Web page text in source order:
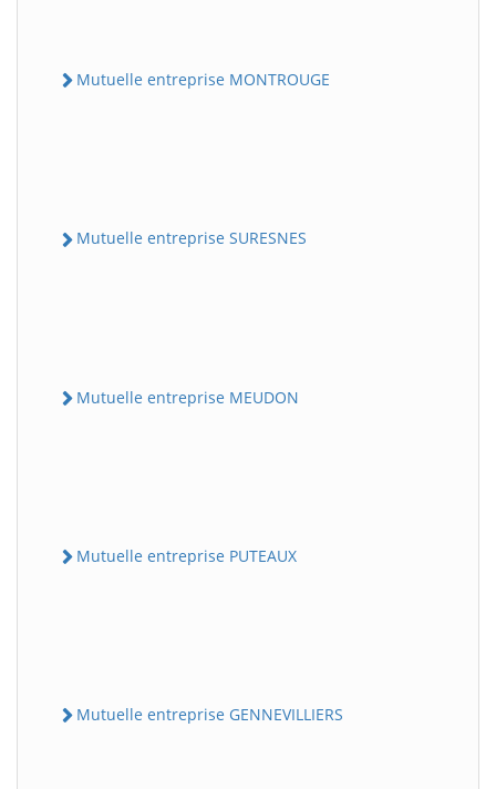
Mutuelle entreprise MONTROUGE
Mutuelle entreprise SURESNES
Mutuelle entreprise MEUDON
Mutuelle entreprise PUTEAUX
Mutuelle entreprise GENNEVILLIERS